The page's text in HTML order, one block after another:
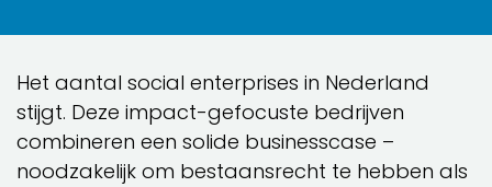
Het aantal social enterprises in Nederland
stijgt. Deze impact-gefocuste bedrijven
combineren een solide businesscase –
noodzakelijk om bestaansrecht te hebben als